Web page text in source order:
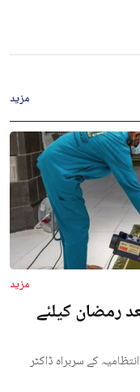
مزید
مزید
رمضان کیلئے
کے سربراہ ڈاکٹر